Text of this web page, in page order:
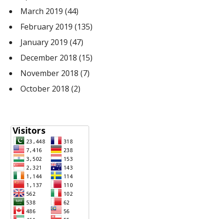
March 2019 (44)
February 2019 (135)
January 2019 (47)
December 2018 (15)
November 2018 (7)
October 2018 (2)